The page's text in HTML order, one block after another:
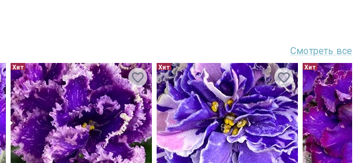
Смотреть все
Хит Хит Хит